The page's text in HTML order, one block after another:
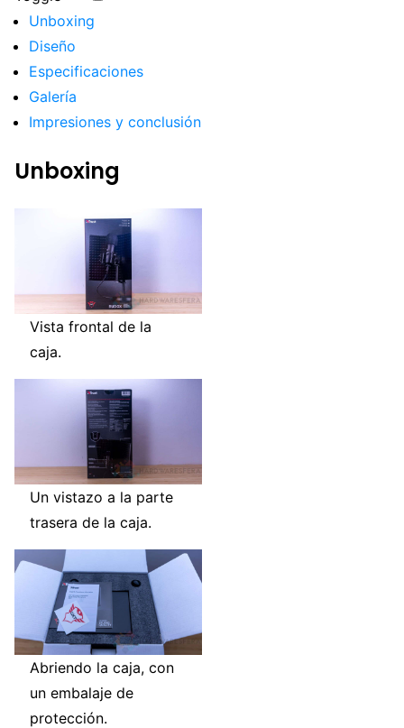
Unboxing
Diseño
Especificaciones
Galería
Impresiones y conclusión
Unboxing
Vista frontal de la
caja.
Un vistazo a la parte
trasera de la caja.
Abriendo la caja, con
un embalaje de
protección.